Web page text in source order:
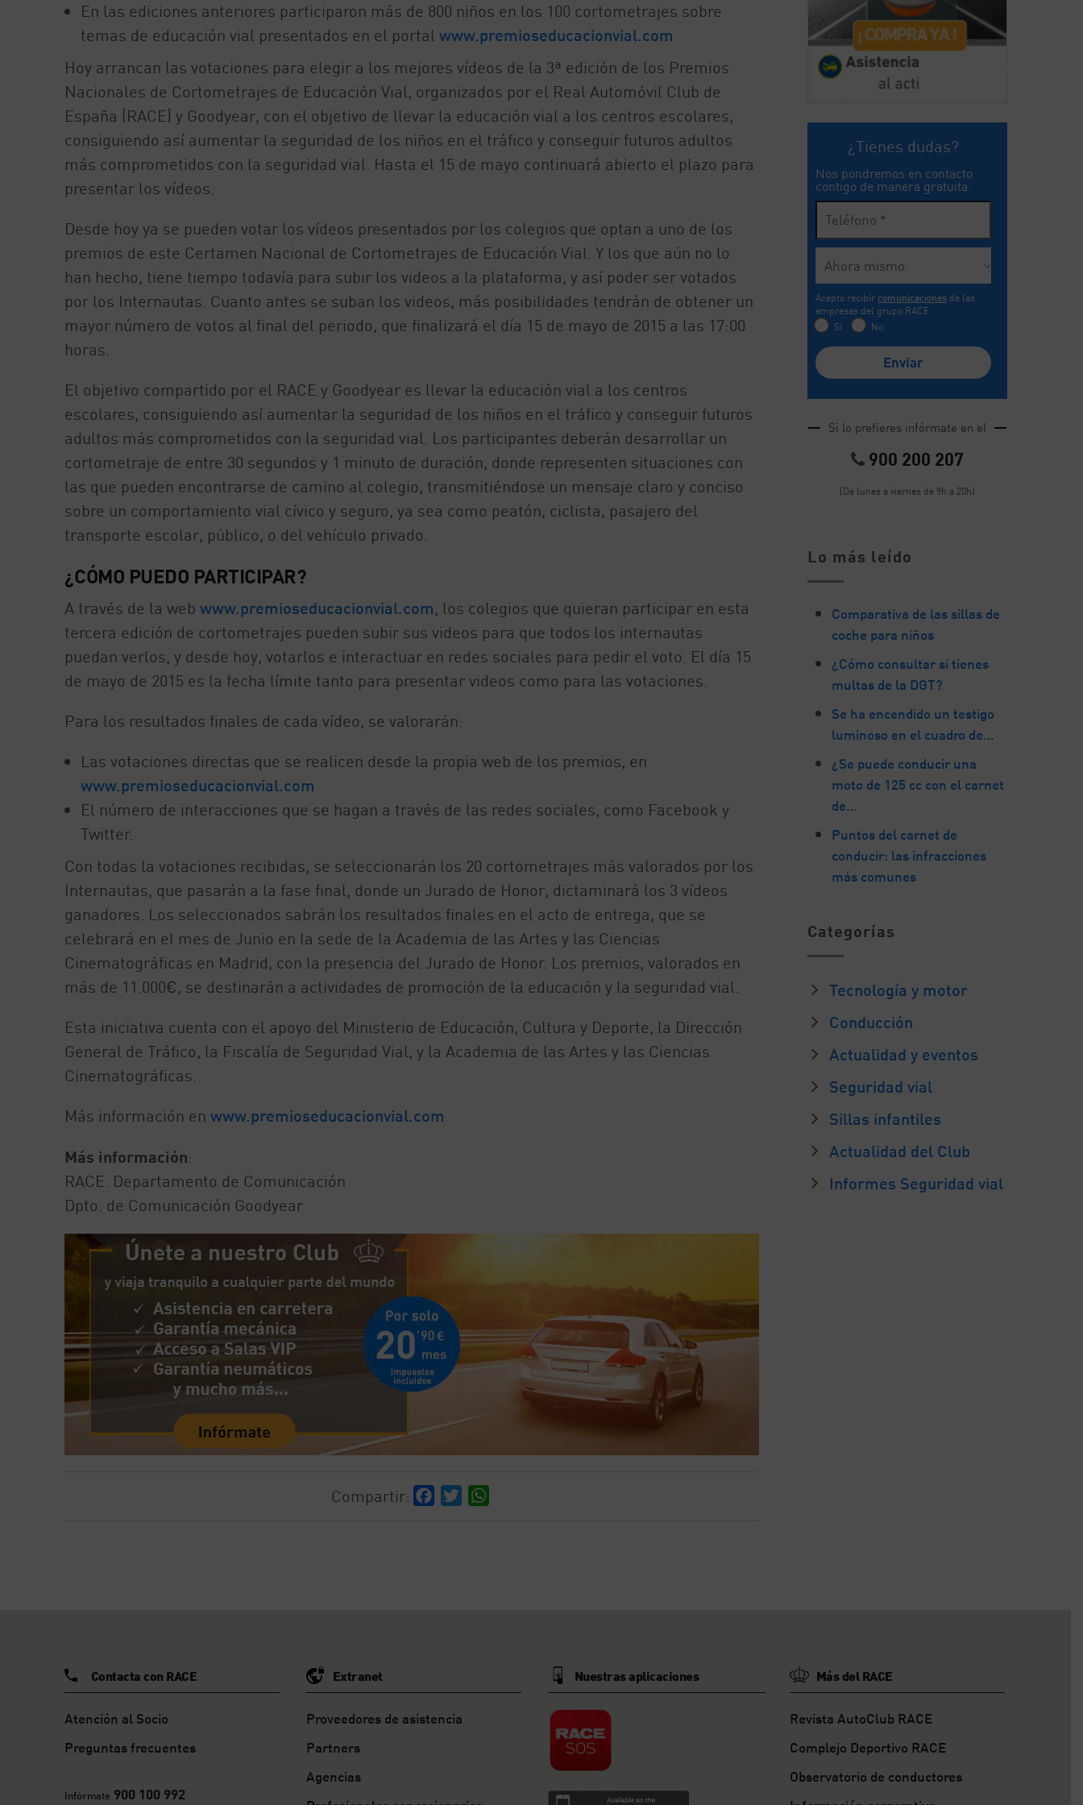
En las ediciones anteriores participaron más de 800 niños en los 100 cortometrajes sobre
temas de educación vial presentados en el portal www.premioseducacionvial.com
Hoy arrancan las votaciones para elegir a los mejores vídeos de la 3ª edición de los Premios
Nacionales de Cortometrajes de Educación Vial, organizados por el Real Automóvil Club de
España (RACE) y Goodyear, con el objetivo de llevar la educación vial a los centros escolares,
consiguiendo así aumentar la seguridad de los niños en el tráfico y conseguir futuros adultos
más comprometidos con la seguridad vial. Hasta el 15 de mayo continuará abierto el plazo para
presentar los vídeos.
Desde hoy ya se pueden votar los vídeos presentados por los colegios que optan a uno de los
premios de este Certamen Nacional de Cortometrajes de Educación Vial. Y los que aún no lo
han hecho, tiene tiempo todavía para subir los videos a la plataforma, y así poder ser votados
por los Internautas. Cuanto antes se suban los videos, más posibilidades tendrán de obtener un
mayor número de votos al final del periodo, que finalizará el día 15 de mayo de 2015 a las 17:00
horas.
El objetivo compartido por el RACE y Goodyear es llevar la educación vial a los centros
escolares, consiguiendo así aumentar la seguridad de los niños en el tráfico y conseguir futuros
adultos más comprometidos con la seguridad vial. Los participantes deberán desarrollar un
cortometraje de entre 30 segundos y 1 minuto de duración, donde representen situaciones con
las que pueden encontrarse de camino al colegio, transmitiéndose un mensaje claro y conciso
sobre un comportamiento vial cívico y seguro, ya sea como peatón, ciclista, pasajero del
transporte escolar, público, o del vehículo privado.
¿CÓMO PUEDO PARTICIPAR?
A través de la web www.premioseducacionvial.com, los colegios que quieran participar en esta
tercera edición de cortometrajes pueden subir sus videos para que todos los internautas
puedan verlos, y desde hoy, votarlos e interactuar en redes sociales para pedir el voto. El día 15
de mayo de 2015 es la fecha límite tanto para presentar videos como para las votaciones.
Para los resultados finales de cada vídeo, se valorarán:
Las votaciones directas que se realicen desde la propia web de los premios, en
www.premioseducacionvial.com
El número de interacciones que se hagan a través de las redes sociales, como Facebook y
Twitter.
Con todas la votaciones recibidas, se seleccionarán los 20 cortometrajes más valorados por los
Internautas, que pasarán a la fase final, donde un Jurado de Honor, dictaminará los 3 vídeos
ganadores. Los seleccionados sabrán los resultados finales en el acto de entrega, que se
celebrará en el mes de Junio en la sede de la Academia de las Artes y las Ciencias
Cinematográficas en Madrid, con la presencia del Jurado de Honor. Los premios, valorados en
más de 11.000€, se destinarán a actividades de promoción de la educación y la seguridad vial.
Esta iniciativa cuenta con el apoyo del Ministerio de Educación, Cultura y Deporte, la Dirección
General de Tráfico, la Fiscalía de Seguridad Vial, y la Academia de las Artes y las Ciencias
Cinematográficas.
Más información en www.premioseducacionvial.com
Más información:
RACE. Departamento de Comunicación
Dpto. de Comunicación Goodyear
Compartir: Facebook
Twitter
¿Tienes dudas?
Nos pondremos en contacto
contigo de manera gratuita.
Acepto recibir comunicaciones de las
empresas del grupo RACE
Sí
No
Si lo prefieres infórmate en el
900 200 207
(De lunes a viernes de 9h a 20h)
Lo más leído
Comparativa de las sillas de
coche para niños
¿Cómo consultar si tienes
multas de la DGT?
Se ha encendido un testigo
luminoso en el cuadro de…
¿Se puede conducir una
moto de 125 cc con el carnet
de…
Puntos del carnet de
conducir: las infracciones
más comunes
Categorías
Tecnología y motor
Conducción
Actualidad y eventos
Seguridad vial
Sillas infantiles
Actualidad del Club
Informes Seguridad vial
Contacta con RACE
Atención al Socio
Preguntas frecuentes
Infórmate 900 100 992
Extranet
Proveedores de asistencia
Partners
Agencias
Nuestras aplicaciones Más del RACE
Revista AutoClub RACE
Complejo Deportivo RACE
Observatorio de conductores